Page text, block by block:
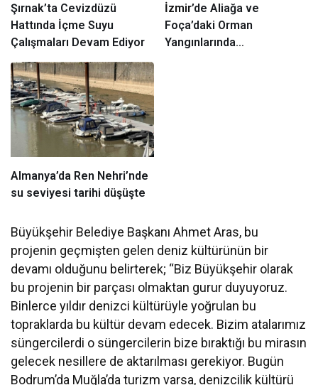
Şırnak’ta Cevizdüzü
Hattında İçme Suyu
Çalışmaları Devam Ediyor
İzmir’de Aliağa ve
Foça’daki Orman
Yangınlarında
Almanya’da Ren Nehri’nde
su seviyesi tarihi düşüşte
Büyükşehir Belediye Başkanı Ahmet Aras, bu
projenin geçmişten gelen deniz kültürünün bir
devamı olduğunu belirterek; “Biz Büyükşehir olarak
bu projenin bir parçası olmaktan gurur duyuyoruz.
Binlerce yıldır denizci kültürüyle yoğrulan bu
topraklarda bu kültür devam edecek. Bizim atalarımız
süngercilerdi o süngercilerin bize bıraktığı bu mirasın
gelecek nesillere de aktarılması gerekiyor. Bugün
Bodrum’da Muğla’da turizm varsa, denizcilik kültürü